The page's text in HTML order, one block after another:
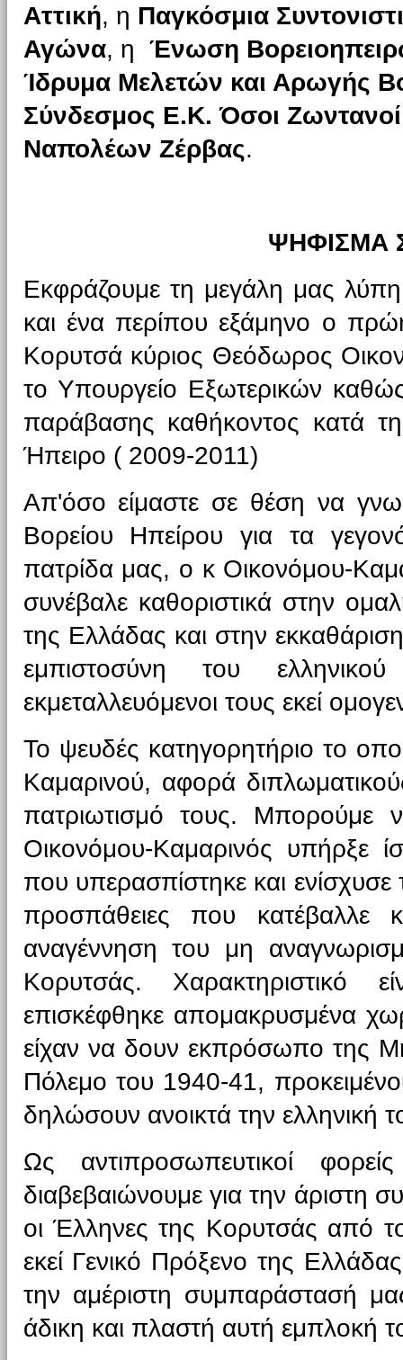
Αττική, η Παγκόσμια
Αγώνα, η Ένωση
Ίδρυμα Μελετών και Αρωγής
Σύνδεσμος Ε.Κ. Όσοι Ζωντανοί
Ναπολέων Ζέρβας.
ΨΗΦΙΣΜΑ
Εκφράζουμε τη μεγάλη μας
και ένα περίπου εξάμηνο ο
Κορυτσά κύριος Θεόδωρος
το Υπουργείο Εξωτερικών
παράβασης καθήκοντος κατά
Ήπειρο ( 2009-2011)
Απ'όσο είμαστε σε θέση να
Βορείου Ηπείρου για τα
πατρίδα μας, ο κ Οικονόμου-
συνέβαλε καθοριστικά στην
της Ελλάδας και στην
εμπιστοσύνη του
εκμεταλλευόμενοι τους εκεί
Το ψευδές κατηγορητήριο το
Καμαρινού, αφορά
πατριωτισμό τους. Μπορούμε
Οικονόμου-Καμαρινός υπήρξε
που υπερασπίστηκε και ενίσχυσε
προσπάθειες που κατέβαλλε
αναγέννηση του μη
Κορυτσάς. Χαρακτηριστικό
επισκέφθηκε απομακρυσμένα
είχαν να δουν εκπρόσωπο της
Πόλεμο του 1940-41,
δηλώσουν ανοικτά την ελληνική
Ως αντιπροσωπευτικοί
διαβεβαιώνουμε για την άριστη
οι Έλληνες της Κορυτσάς από
εκεί Γενικό Πρόξενο της
την αμέριστη συμπαράστασή
άδικη και πλαστή αυτή εμπλοκή